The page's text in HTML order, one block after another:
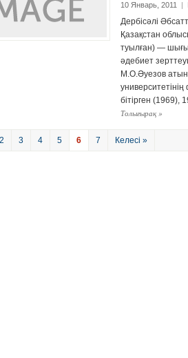
10 Январь, 2011 |
Дербісәлі
Қазақстан
туылған) —
әдебиет
М.О.Әуезов
университетінің
бітірген
Толығырақ »
2 3 4 5 6 7 Келесі »